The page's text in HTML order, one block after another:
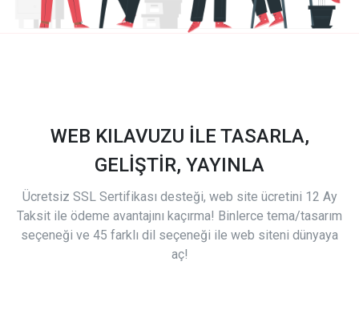
WEB KILAVUZU İLE TASARLA,
GELİŞTİR, YAYINLA
Ücretsiz SSL Sertifikası desteği, web site ücretini 12 Ay
Taksit ile ödeme avantajını kaçırma! Binlerce tema/tasarım
seçeneği ve 45 farklı dil seçeneği ile web siteni dünyaya
aç!